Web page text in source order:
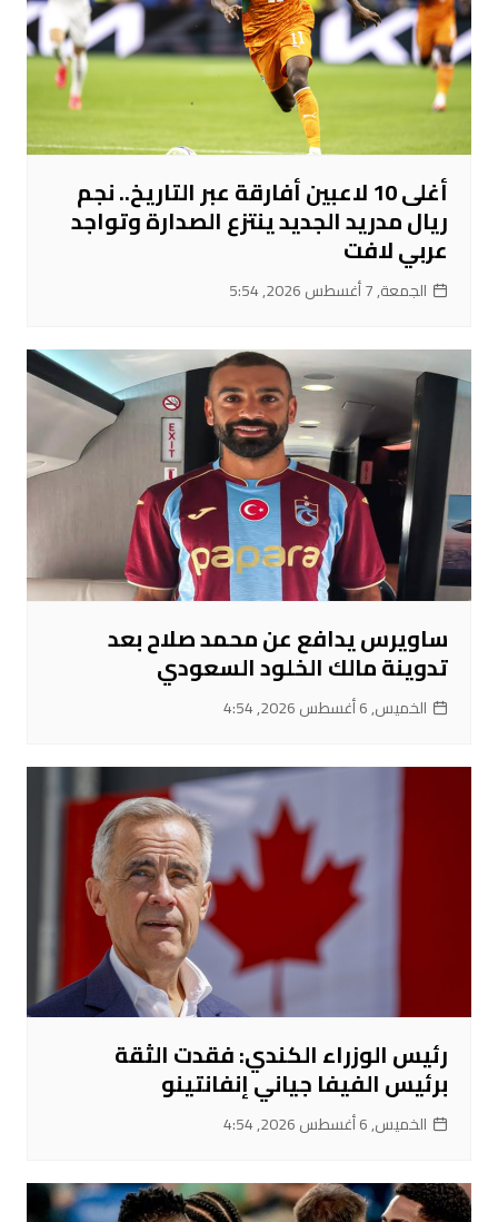
أغلى 10 لاعبين أفارقة عبر التاريخ.. نجم
ريال مدريد الجديد ينتزع الصدارة وتواجد
عربي لافت
الجمعة, 7 أغسطس 2026, 5:54
ساويرس يدافع عن محمد صلاح بعد
تدوينة مالك الخلود السعودي
الخميس, 6 أغسطس 2026, 4:54
رئيس الوزراء الكندي: فقدت الثقة
برئيس الفيفا جياني إنفانتينو
الخميس, 6 أغسطس 2026, 4:54